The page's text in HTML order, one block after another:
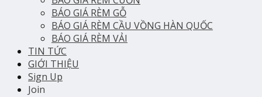
BÁO GIÁ RÈM GỖ
BÁO GIÁ RÈM CẦU VỒNG HÀN QUỐC
BÁO GIÁ RÈM VẢI
TIN TỨC
GIỚI THIỆU
Sign Up
Join